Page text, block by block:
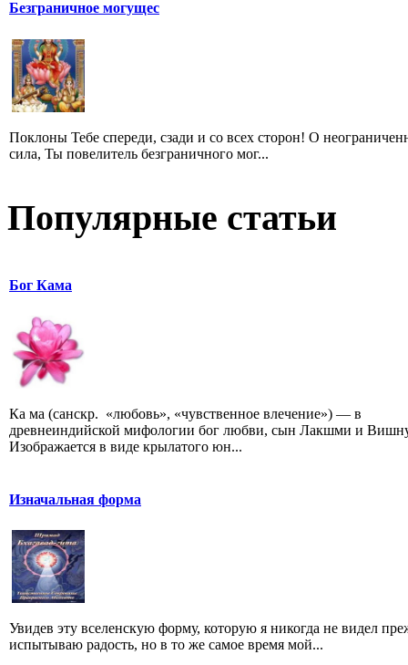
Безграничное могущес
Поклоны Тебе спереди, сзади и со всех сторон! O
сила, Ты повелитель безграничного мог...
Популярные статьи
Бог Кама
Ка ма (санскр. «любовь», «чувственное влечение») — в
древнеиндийской мифологии бог любви, сын Лакшми и
Изображается в виде крылатого юн...
Изначальная форма
Увидев эту вселенскую форму, которую я никогда не видел
испытываю радость, но в то же самое время мой...